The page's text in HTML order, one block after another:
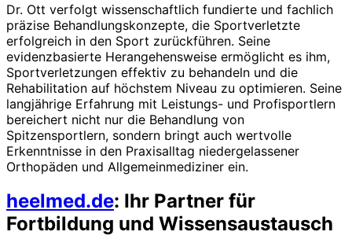
Dr. Ott verfolgt wissenschaftlich fundierte und fachlich
präzise Behandlungskonzepte, die Sportverletzte
erfolgreich in den Sport zurückführen. Seine
evidenzbasierte Herangehensweise ermöglicht es ihm,
Sportverletzungen effektiv zu behandeln und die
Rehabilitation auf höchstem Niveau zu optimieren. Seine
langjährige Erfahrung mit Leistungs- und Profisportlern
bereichert nicht nur die Behandlung von
Spitzensportlern, sondern bringt auch wertvolle
Erkenntnisse in den Praxisalltag niedergelassener
Orthopäden und Allgemeinmediziner ein.
heelmed.de: Ihr Partner für
Fortbildung und Wissensaustausch